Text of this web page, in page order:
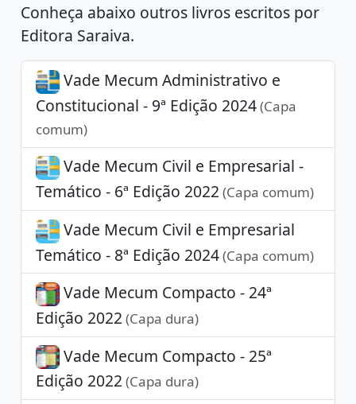
Conheça abaixo outros livros escritos por
Editora Saraiva.
Vade Mecum Administrativo e
Constitucional - 9ª Edição 2024(Capa
comum)
Vade Mecum Civil e Empresarial -
Temático - 6ª Edição 2022 (Capa comum)
Vade Mecum Civil e Empresarial
Temático - 8ª Edição 2024(Capa comum)
Vade Mecum Compacto - 24ª
Edição 2022 (Capa dura)
Vade Mecum Compacto - 25ª
Edição 2022 (Capa dura)